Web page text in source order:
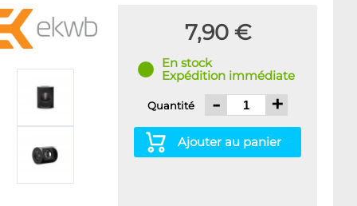
7,90 €
En stock
Expédition immédiate
Quantité - +
Ajouter au panier